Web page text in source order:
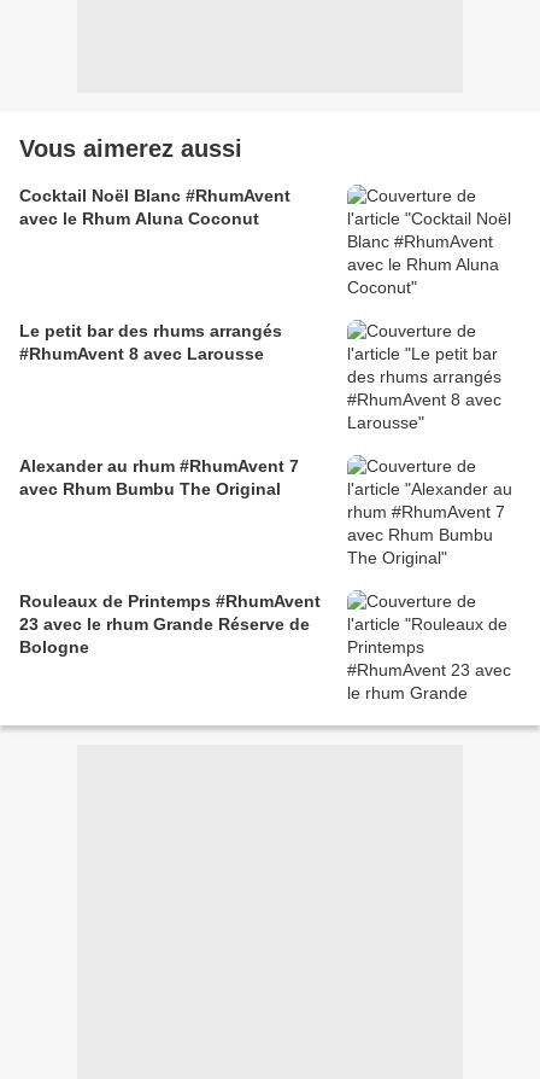
Vous aimerez aussi
Cocktail Noël Blanc #RhumAvent
avec le Rhum Aluna Coconut
Le petit bar des rhums arrangés
#RhumAvent 8 avec Larousse
Alexander au rhum #RhumAvent 7
avec Rhum Bumbu The Original
Rouleaux de Printemps #RhumAvent
23 avec le rhum Grande Réserve de
Bologne